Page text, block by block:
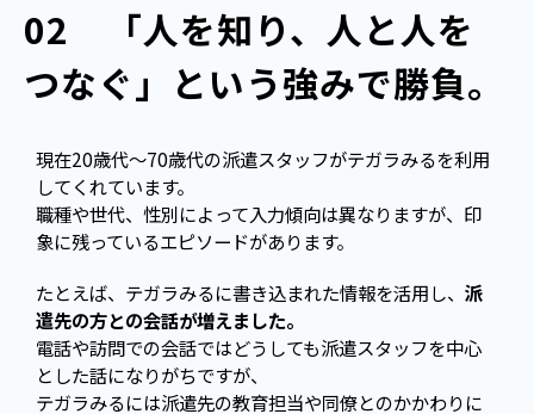
02　「人を知り、人と人を
つなぐ」という強みで勝負。
現在20歳代～70歳代の派遣スタッフがテガラみるを利用
してくれています。
職種や世代、性別によって入力傾向は異なりますが、印
象に残っているエピソードがあります。
たとえば、テガラみるに書き込まれた情報を活用し、 派
遣先の方との会話が増えました。
電話や訪問での会話ではどうしても派遣スタッフを中心
とした話になりがちですが、
テガラみるには派遣先の教育担当や同僚とのかかわりに